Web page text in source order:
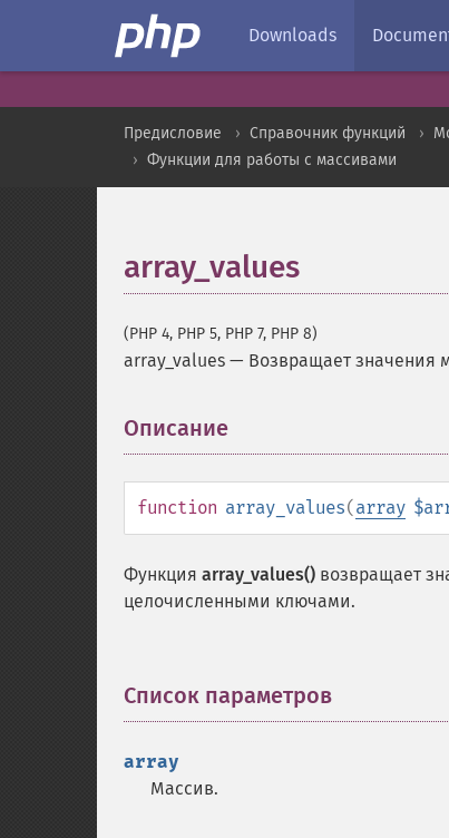
Downloads
Предисловие Справочник функций
Функции для работы с массивами
array_values
(PHP 4, PHP 5, PHP 7, PHP 8)
array_values — Возвращает значения
Описание
function array_values(array
Функция array_values() возвращает
целочисленными ключами.
Список параметров
array
Массив.